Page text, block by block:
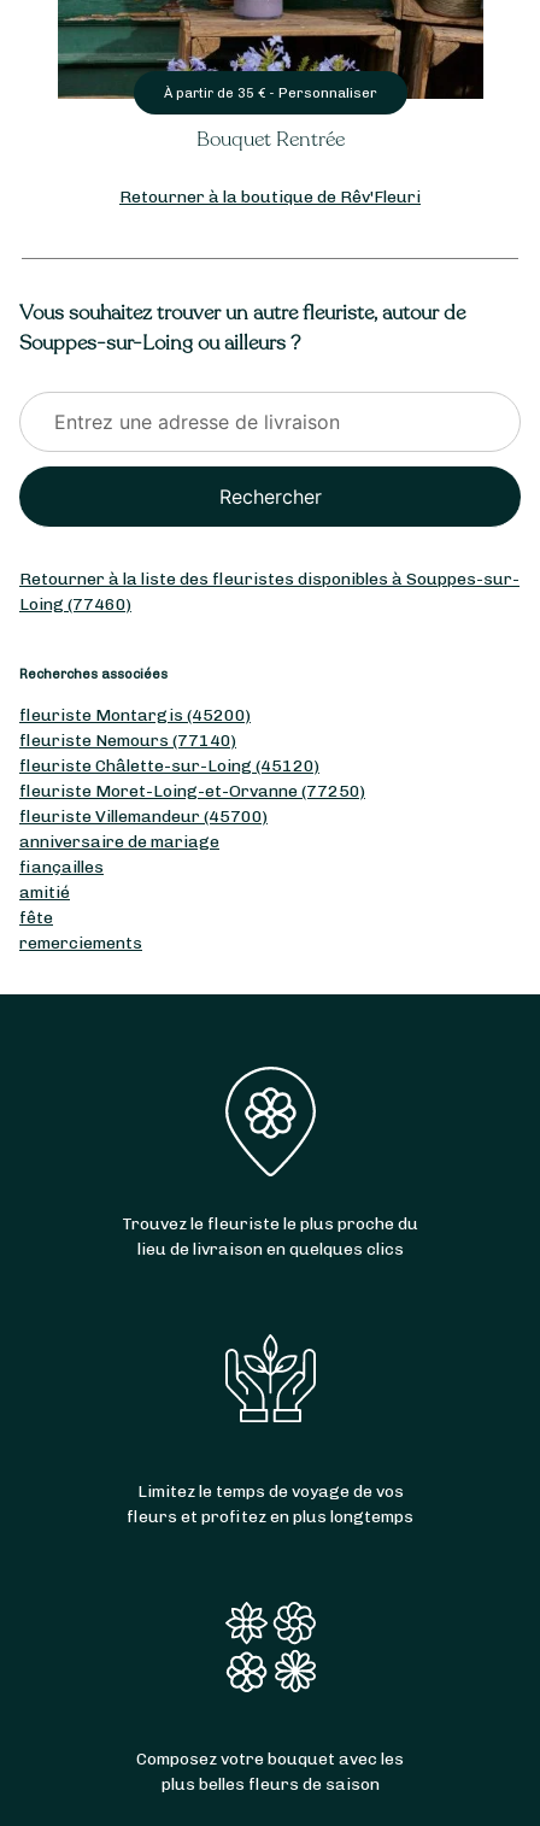
À partir de 35 € - Personnaliser
Bouquet Rentrée
Retourner à la boutique de Rêv'Fleuri
Vous souhaitez trouver un autre fleuriste, autour de
Souppes-sur-Loing ou ailleurs ?
Rechercher
Retourner à la liste des fleuristes disponibles à Souppes-sur-
Loing (77460)
Recherches associées
fleuriste Montargis (45200)
fleuriste Nemours (77140)
fleuriste Châlette-sur-Loing (45120)
fleuriste Moret-Loing-et-Orvanne (77250)
fleuriste Villemandeur (45700)
anniversaire de mariage
fiançailles
amitié
fête
remerciements
Trouvez le fleuriste le plus proche du
lieu de livraison en quelques clics
Limitez le temps de voyage de vos
fleurs et profitez en plus longtemps
Composez votre bouquet avec les
plus belles fleurs de saison